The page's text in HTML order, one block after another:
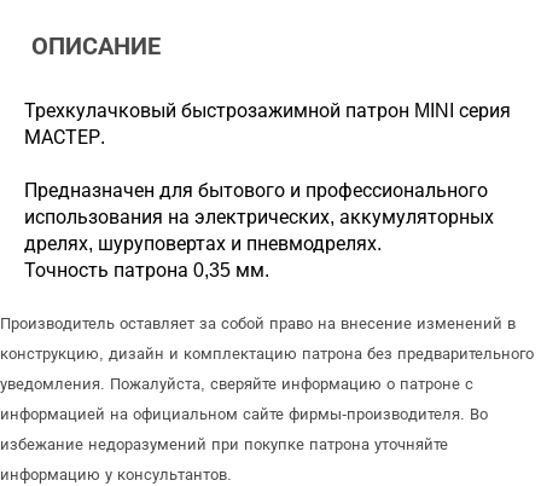
ОПИСАНИЕ
Трехкулачковый быстрозажимной патрон MINI серия
МАСТЕР.
Предназначен для бытового и профессионального
использования на электрических, аккумуляторных
дрелях, шуруповертах и пневмодрелях.
Точность патрона 0,35 мм.
Производитель оставляет за собой право на внесение изменений в
конструкцию, дизайн и комплектацию патрона без предварительного
уведомления. Пожалуйста, сверяйте информацию о патроне с
информацией на официальном сайте фирмы-производителя. Во
избежание недоразумений при покупке патрона уточняйте
информацию у консультантов.